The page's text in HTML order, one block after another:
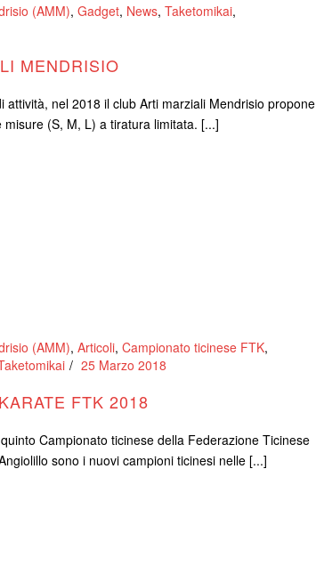
(AMM), Gadget, News, Taketomikai,
MENDRISIO
nel 2018 il club Arti marziali Mendrisio propone
(S, M, L) a tiratura limitata. [...]
(AMM), Articoli, Campionato ticinese FTK,
25 Marzo 2018
FTK 2018
Campionato ticinese della Federazione Ticinese
sono i nuovi campioni ticinesi nelle [...]